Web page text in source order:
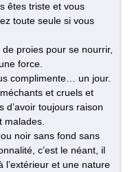
êtes triste et vous
toute seule si vous
proies pour se nourrir,
force.
complimente… un jour.
et cruels et
d’avoir toujours raison
malades.
noir sans fond sans
c’est le néant, il
l’extérieur et une nature